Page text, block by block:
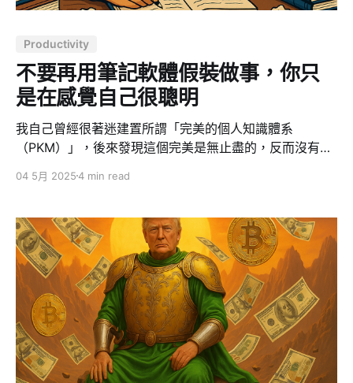
置，如職場升遷。這是一場零和遊戲，因為頂端位置有
獲得自由 —— 時間自由和選擇自由。真正的財富讓你擺
脫投入與產出的線性關係，為你創造做你真正想做事情的
能力。 2. 讓幸運變成命運：創造獨特機會
Productivity
不要再用筆記軟體假裝做事，你只
是在感覺自己很聰明
我自己曾經很著迷建置所謂「完美的個人知識體系
（PKM）」，後來發現這個完美是無止盡的，反而沒有辦
PKM（個人知識管理），但他們的工作效率就是可以比自
假象，實際上在拖延。 PKM：精緻的拖延陷阱 所謂個人
知識管理（PKM），透過 Obsidian、Roam、Logseq 等
工具來打造所謂的「第二大腦」，在某些人手中確實提升
了效率。但對大多數人而言，這只是「看起來很努力」的
另一種拖延方式。 傳統的拖延會讓人有罪惡感，例如追
劇、打電動。但 PKM 是一種讓你感覺自己變聰明的拖
延：你讀更多書、研究更多方法、畫流程圖、微調系統，
卻始終沒開始寫那份報告、做那份簡報、錄那段影片。 四
大陷阱：你可能正掉入其中 1.感覺聰明 ≠ 真正聰明 第一
04 5月 20254 min read